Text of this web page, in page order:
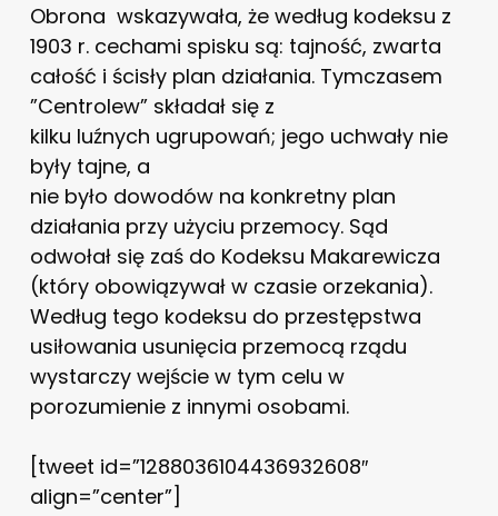
Obrona wskazywała, że według kodeksu z
1903 r. cechami spisku są: tajność, zwarta
całość i ścisły plan działania. Tymczasem
”Centrolew” składał się z
kilku luźnych ugrupowań; jego uchwały nie
były tajne, a
nie było dowodów na konkretny plan
działania przy użyciu przemocy. Sąd
odwołał się zaś do Kodeksu Makarewicza
(który obowiązywał w czasie orzekania).
Według tego kodeksu do przestępstwa
usiłowania usunięcia przemocą rządu
wystarczy wejście w tym celu w
porozumienie z innymi osobami.
[tweet id=”1288036104436932608″
align=”center”]